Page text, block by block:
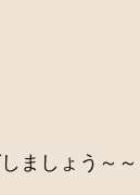
ましょう～～